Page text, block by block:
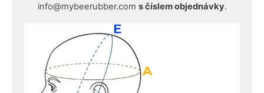
info@mybeerubber.com s číslem objednávky.